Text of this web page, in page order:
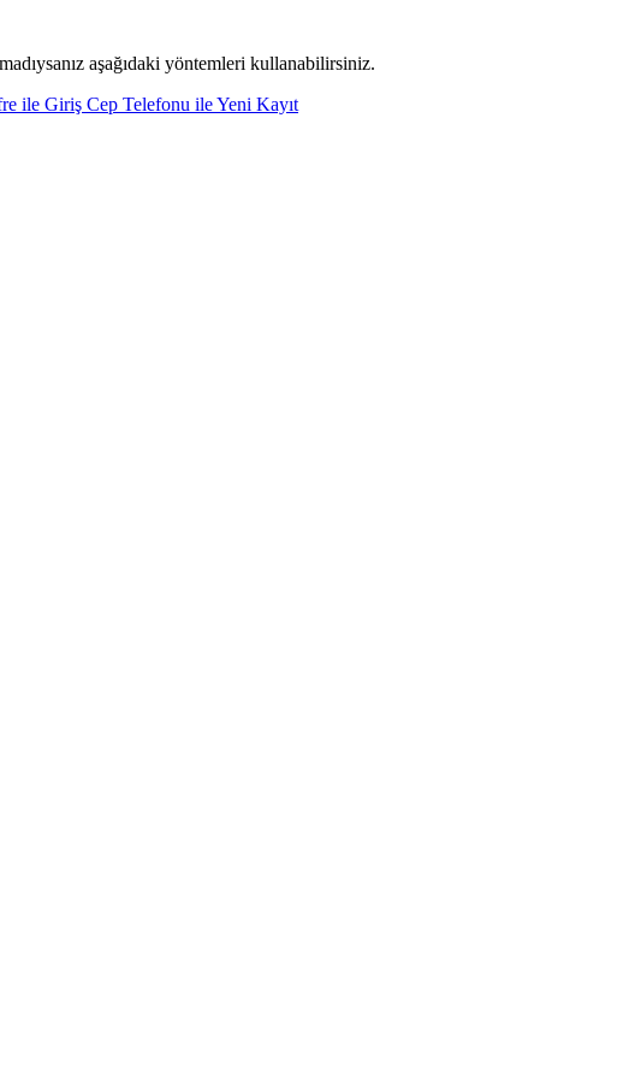
aşağıdaki yöntemleri kullanabilirsiniz.
ile Giriş Cep Telefonu ile Yeni Kayıt